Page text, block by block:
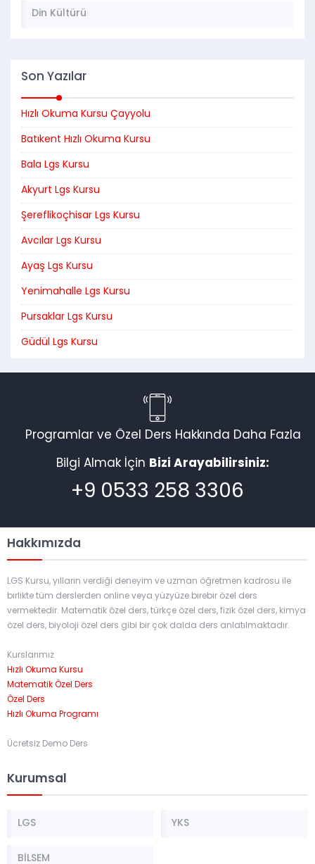
Din Kültürü
Son Yazılar
Hızlı Okuma Kursu Çayyolu
Batıkent Hızlı Okuma Kursu
Bala Lgs Kursu
Akyurt Lgs Kursu
Şereflikoçhisar Lgs Kursu
Avcılar Lgs Kursu
Ayaş Lgs Kursu
Yenimahalle Lgs Kursu
Pursaklar Lgs Kursu
Güdül Lgs Kursu
Programlar ve Özel Ders Hakkında Daha Fazla
Bilgi Almak İçin Bizi Arayabilirsiniz:
+9 0533 258 3306
Hakkımızda
LGS Kursu, yılların verdiği deneyim ve uzman öğretmen kadrosu ile
birlikte tüm derslerden online veya yüzyüze birebir özel ders
vermektedir. Matematik özel ders, türkçe özel ders, fizik özel ders, kimya
özel ders, biyoloji özel ders gibi bir çok dalda ders anlatılmaktadır.
Kurslarımız
Hızlı Okuma Kursu
Matematik Özel Ders
Özel Ders
Hızlı Okuma Programı
Ücretsiz Demo Ders
Kurumsal
LGS YKS
BİLSEM